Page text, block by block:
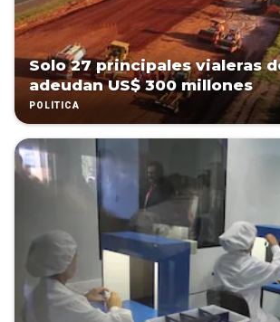
Solo 27 principales vialeras
adeudan US$ 300 millones
POLÍTICA